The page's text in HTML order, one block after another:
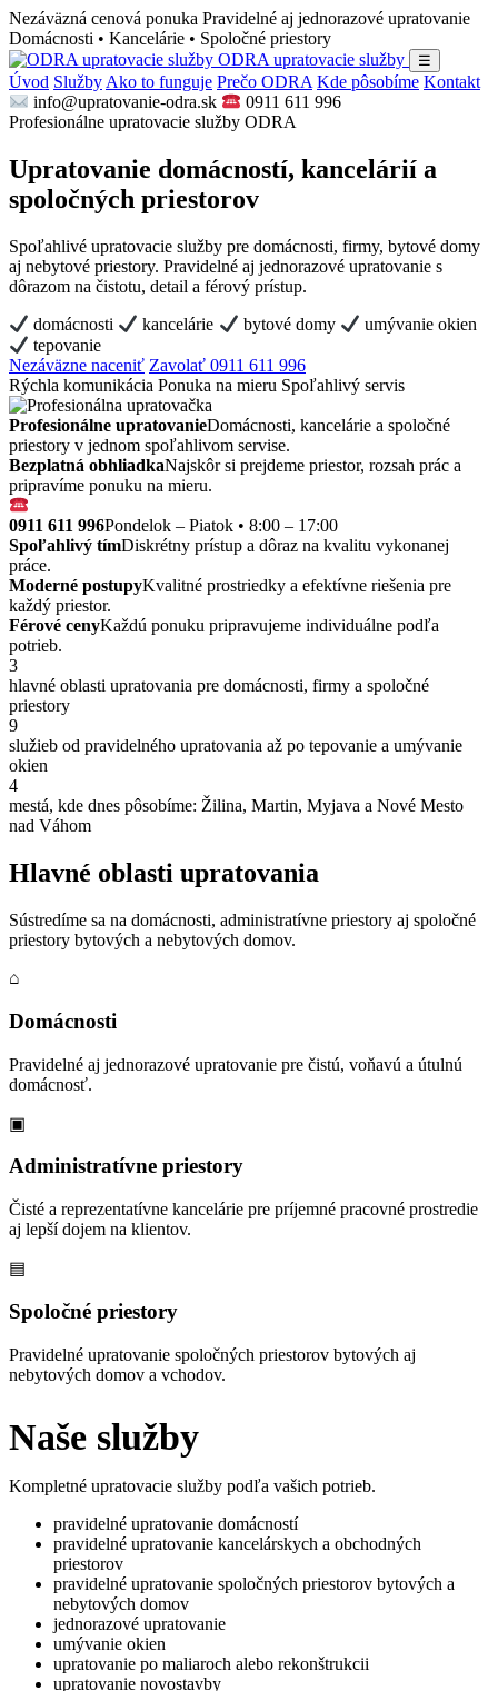
Nezáväzná cenová ponuka Pravidelné aj jednorazové upratovanie
Domácnosti • Kancelárie • Spoločné priestory
ODRA upratovacie služby
☰
Úvod Služby Ako to funguje Prečo ODRA Kde pôsobíme Kontakt
info@upratovanie-odra.sk
0911 611 996
Profesionálne upratovacie služby ODRA
Upratovanie domácností, kancelárií a
spoločných priestorov
Spoľahlivé upratovacie služby pre domácnosti, firmy, bytové domy
aj nebytové priestory. Pravidelné aj jednorazové upratovanie s
dôrazom na čistotu, detail a férový prístup.
domácnosti kancelárie bytové domy
umývanie okien
tepovanie
Nezáväzne naceniť Zavolať 0911 611 996
Rýchla komunikácia Ponuka na mieru Spoľahlivý servis
Profesionálne upratovanieDomácnosti, kancelárie a spoločné
priestory v jednom spoľahlivom servise.
Bezplatná obhliadkaNajskôr si prejdeme priestor, rozsah prác a
pripravíme ponuku na mieru.
0911 611 996Pondelok – Piatok • 8:00 – 17:00
Spoľahlivý tímDiskrétny prístup a dôraz na kvalitu vykonanej
práce.
Moderné postupyKvalitné prostriedky a efektívne riešenia pre
každý priestor.
Férové cenyKaždú ponuku pripravujeme individuálne podľa
potrieb.
3
hlavné oblasti upratovania pre domácnosti, firmy a spoločné
priestory
9
služieb od pravidelného upratovania až po tepovanie a umývanie
okien
4
mestá, kde dnes pôsobíme: Žilina, Martin, Myjava a Nové Mesto
nad Váhom
Hlavné oblasti upratovania
Sústredíme sa na domácnosti, administratívne priestory aj spoločné
priestory bytových a nebytových domov.
⌂
Domácnosti
Pravidelné aj jednorazové upratovanie pre čistú, voňavú a útulnú
domácnosť.
▣
Administratívne priestory
Čisté a reprezentatívne kancelárie pre príjemné pracovné prostredie
aj lepší dojem na klientov.
▤
Spoločné priestory
Pravidelné upratovanie spoločných priestorov bytových aj
nebytových domov a vchodov.
Naše služby
Kompletné upratovacie služby podľa vašich potrieb.
pravidelné upratovanie domácností
pravidelné upratovanie kancelárskych a obchodných
priestorov
pravidelné upratovanie spoločných priestorov bytových a
nebytových domov
jednorazové upratovanie
umývanie okien
upratovanie po maliaroch alebo rekonštrukcii
upratovanie novostavby